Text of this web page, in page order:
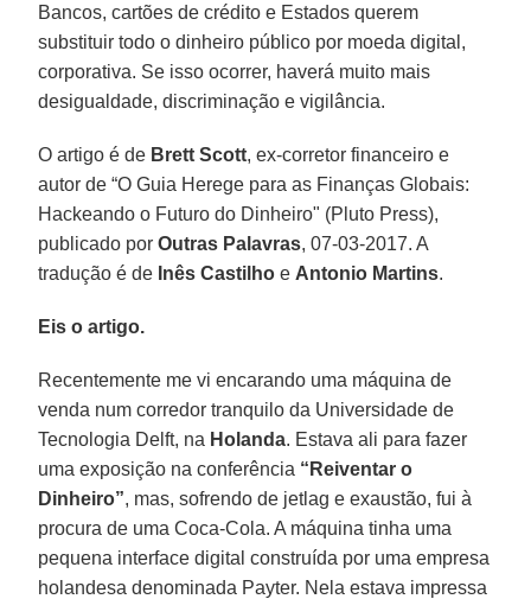
Bancos, cartões de crédito e Estados querem
substituir todo o dinheiro público por moeda digital,
corporativa. Se isso ocorrer, haverá muito mais
desigualdade, discriminação e vigilância.
O artigo é de Brett Scott, ex-corretor financeiro e
autor de “O Guia Herege para as Finanças Globais:
Hackeando o Futuro do Dinheiro" (Pluto Press),
publicado porOutras Palavras, 07-03-2017. A
tradução é de Inês Castilho e Antonio Martins.
Eis o artigo.
Recentemente me vi encarando uma máquina de
venda num corredor tranquilo da Universidade de
Tecnologia Delft, na Holanda. Estava ali para fazer
uma exposição na conferência “Reiventar o
Dinheiro”, mas, sofrendo de jetlag e exaustão, fui à
procura de uma Coca-Cola. A máquina tinha uma
pequena interface digital construída por uma empresa
holandesa denominada Payter. Nela estava impressa